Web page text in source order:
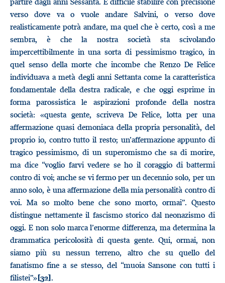
verso dove va o vuole andare Salvini, o verso dove
realisticamente potrà andare, ma quel che è certo, così a me
sembra, è che la nostra società sta scivolando
impercettibilmente in una sorta di pessimismo tragico, in
quel senso della morte che incombe che Renzo De Felice
individuava a metà degli anni Settanta come la caratteristica
fondamentale della destra radicale, e che oggi esprime in
forma parossistica le aspirazioni profonde della nostra
società: «questa gente, scriveva De Felice, lotta per una
affermazione quasi demoniaca della propria personalità, del
proprio io, contro tutto il resto; un’affermazione appunto di
tragico pessimismo, di un superomismo che sa di morire,
ma dice “voglio farvi vedere se ho il coraggio di battermi
contro di voi; anche se vi fermo per un decennio solo, per un
anno solo, è una affermazione della mia personalità contro di
voi. Ma so molto bene che sono morto, ormai”. Questo
distingue nettamente il fascismo storico dal neonazismo di
oggi. E non solo marca l’enorme differenza, ma determina la
drammatica pericolosità di questa gente. Qui, ormai, non
siamo più su nessun terreno, altro che su quello del
fanatismo fine a se stesso, del “muoia Sansone con tutti i
filistei”»[32].